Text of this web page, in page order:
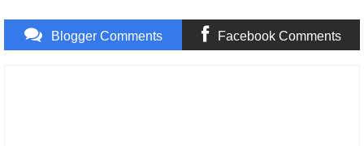
Blogger Comments Facebook Comments